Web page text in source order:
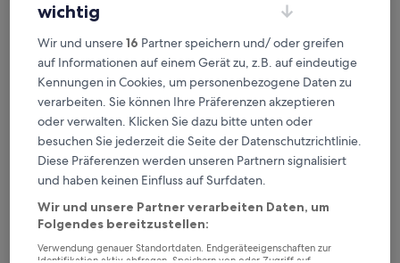
Kostenlose Stornierung bei
Planänderungen
Verdiene Prämien für jede
wahrgenommene Übernachtung
Mehr sparen mit Preisen für Mitglieder
Überprüfe die Preise für diese Daten
wichtig
Wir und unsere16 Partner speichern und/ oder greifen
auf Informationen auf einem Gerät zu, z.B. auf eindeutige
Kennungen in Cookies, um personenbezogene Daten zu
verarbeiten. Sie können Ihre Präferenzen akzeptieren
oder verwalten. Klicken Sie dazu bitte unten oder
besuchen Sie jederzeit die Seite der Datenschutzrichtlinie.
Diese Präferenzen werden unseren Partnern signalisiert
und haben keinen Einfluss auf Surfdaten.
Wir und unsere Partner verarbeiten Daten, um
Folgendes bereitzustellen:
Verwendung genauer Standortdaten. Endgeräteeigenschaften zur